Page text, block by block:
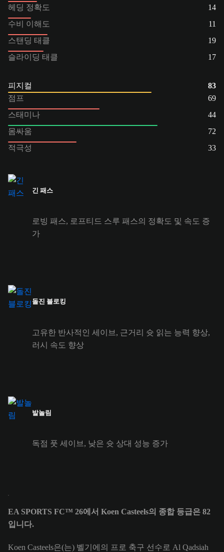
헤딩 정확도
14
수비 이해도
11
스탠딩 태클
19
슬라이딩 태클
17
피지컬
83
점프
69
스태미나
44
몸싸움
72
적극성
33
긴 패스
로빙 패스, 로프티드 스루 패스의 정확도 및 속도 증
가
돌진 블로킹
고유한 반사적인 세이브, 근거리 슛 읽는 능력 향상,
러시 속도 향상
발놀림
독점 풋 세이브, 낮은 슛 상대 성능 증가
EA SPORTS FC™ 26에서 Koen Casteels의 종합 등급은 82
입니다.
Koen Casteels은(는) 벨기에의 프로 축구 선수로 Al Qadsiah